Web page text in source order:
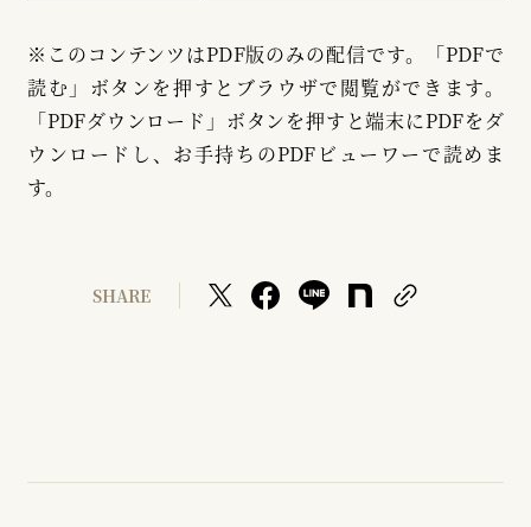
※このコンテンツはPDF版のみの配信です。「PDFで
読む」ボタンを押すとブラウザで閲覧ができます。
「PDFダウンロード」ボタンを押すと端末にPDFをダ
ウンロードし、お手持ちのPDFビューワーで読めま
す。
SHARE